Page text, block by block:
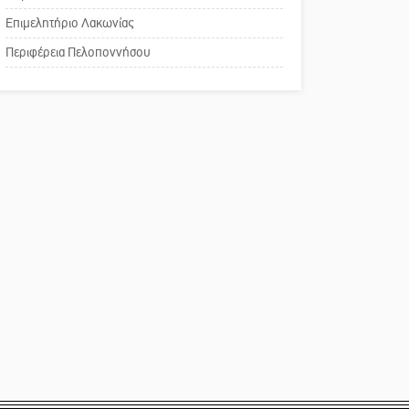
χρωμάτων στη Νεάπολη
Το δικό σας σχόλιο:
Παράδειγμα κοινωνικής
Επιμελητήριο Λακωνίας
Περιφέρεια Πελοποννήσου